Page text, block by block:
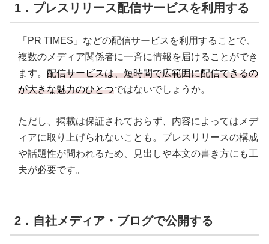
1．プレスリリース配信サービスを利用する
「PR TIMES」などの配信サービスを利用することで、
複数のメディア関係者に一斉に情報を届けることができ
ます。 配信サービスは、短時間で広範囲に配信できるの
が大きな魅力のひとつではないでしょうか。
ただし、掲載は保証されておらず、内容によってはメデ
ィアに取り上げられないことも。プレスリリースの構成
や話題性が問われるため、見出しや本文の書き方にも工
夫が必要です。
2．自社メディア・ブログで公開する